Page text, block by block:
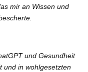
mir an Wissen und
und Gesundheit
und in wohlgesetzten